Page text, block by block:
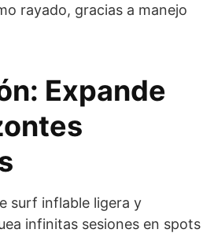
rayado, gracias a manejo
Expande
surf inflable ligera y
infinitas sesiones en spots